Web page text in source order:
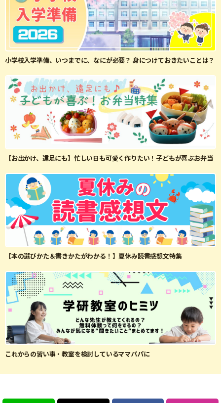
小学校入学準備、いつまでに、なにが必要？ 身につけておきたいことは？
【お出かけ、遠足にも】忙しい日も可愛く作りたい！子どもが喜ぶお弁当
【本の選びかた＆書きかたがわかる！】夏休み読書感想文特集
これからの習い事・教室を検討しているママパパに